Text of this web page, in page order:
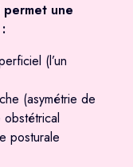
permet une
(l’un
(asymétrie de
obstétrical
posturale